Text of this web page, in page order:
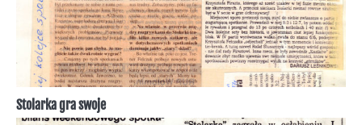
Stolarka gra swoje